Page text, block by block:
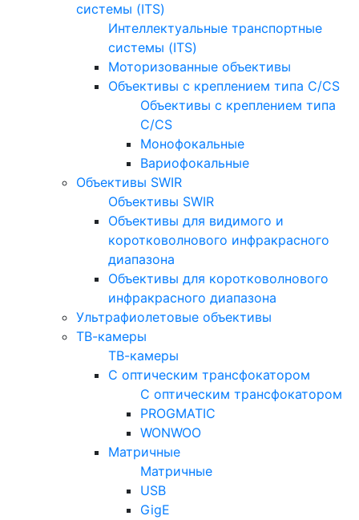
системы (ITS)
Интеллектуальные транспортные
системы (ITS)
Моторизованные объективы
Объективы с креплением типа C/CS
Объективы с креплением типа
C/CS
Монофокальные
Вариофокальные
Объективы SWIR
Объективы SWIR
Объективы для видимого и
коротковолнового инфракрасного
диапазона
Объективы для коротковолнового
инфракрасного диапазона
Ультрафиолетовые объективы
ТВ-камеры
ТВ-камеры
С оптическим трансфокатором
С оптическим трансфокатором
PROGMATIC
WONWOO
Матричные
Матричные
USB
GigE